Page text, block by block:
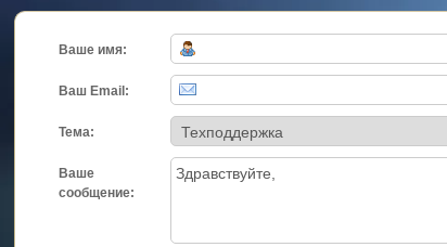
Ваше имя:
Ваш Email:
Тема:
Ваше
сообщение: